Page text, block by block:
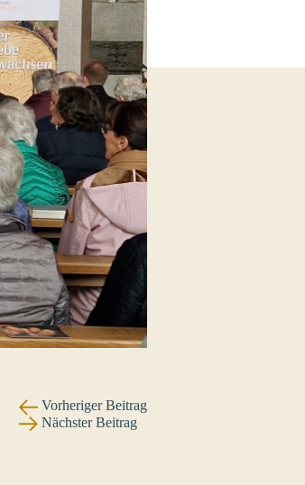
Vorheriger Beitrag
Nächster Beitrag